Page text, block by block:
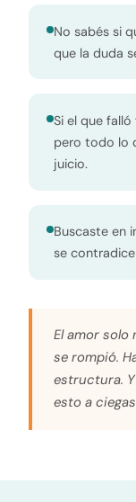
No sabés si
que la duda
Si el que
pero todo lo
juicio.
Buscaste en
se
El amor solo
se rompió.
estructura.
esto a